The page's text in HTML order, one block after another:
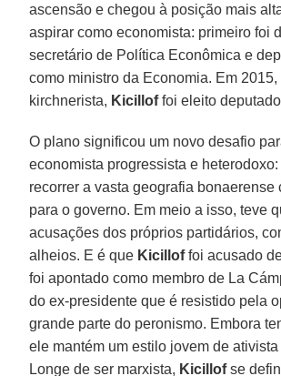
ascensão e chegou à posição mais
aspirar como economista: primeiro foi
secretário de Política Econômica e
como ministro da Economia. Em 2015,
kirchnerista, Kicilloffoi eleito
O plano significou um novo desafio
economista progressista e
recorrer a vasta geografia bonaerense
para o governo. Em meio a isso, teve
acusações dos próprios partidários,
alheios. E é que Kicilloffoi acusado
foi apontado como membro de La
do ex-presidente que é resistido pela
grande parte do peronismo. Embora
ele mantém um estilo jovem de
Longe de ser marxista, Kicillofse